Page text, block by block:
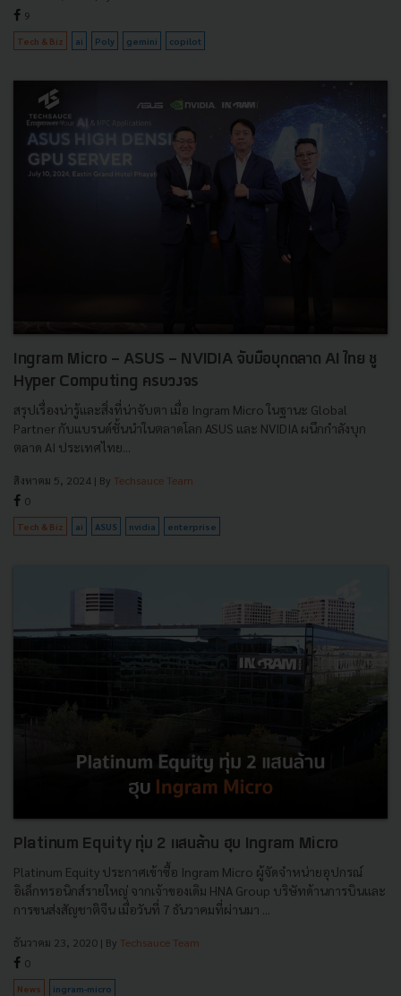
9
Tech & Biz ai Poly gemini copilot
Ingram Micro - ASUS - NVIDIA จับมือบุกตลาด AI ไทย ชู
Hyper Computing ครบวงจร
สรุปเรื่องน่ารู้และสิ่งที่น่าจับตา เมื่อ Ingram Micro ในฐานะ Global
Partner กับแบรนด์ชั้นนำในตลาดโลก ASUS และ NVIDIA ผนึกกำลังบุก
ตลาด AI ประเทศไทย...
สิงหาคม 5, 2024 | By Techsauce Team
0
Tech & Biz ai ASUS nvidia enterprise
Platinum Equity ทุ่ม 2 แสนล้าน ฮุบ Ingram Micro
Platinum Equity ประกาศเข้าซื้อ Ingram Micro ผู้จัดจำหน่ายอุปกรณ์
อิเล็กทรอนิกส์รายใหญ่ จากเจ้าของเดิม HNA Group บริษัทด้านการบินและ
การขนส่งสัญชาติจีน เมื่อวันที่ 7 ธันวาคมที่ผ่านมา ...
ธันวาคม 23, 2020 | By Techsauce Team
0
News ingram-micro